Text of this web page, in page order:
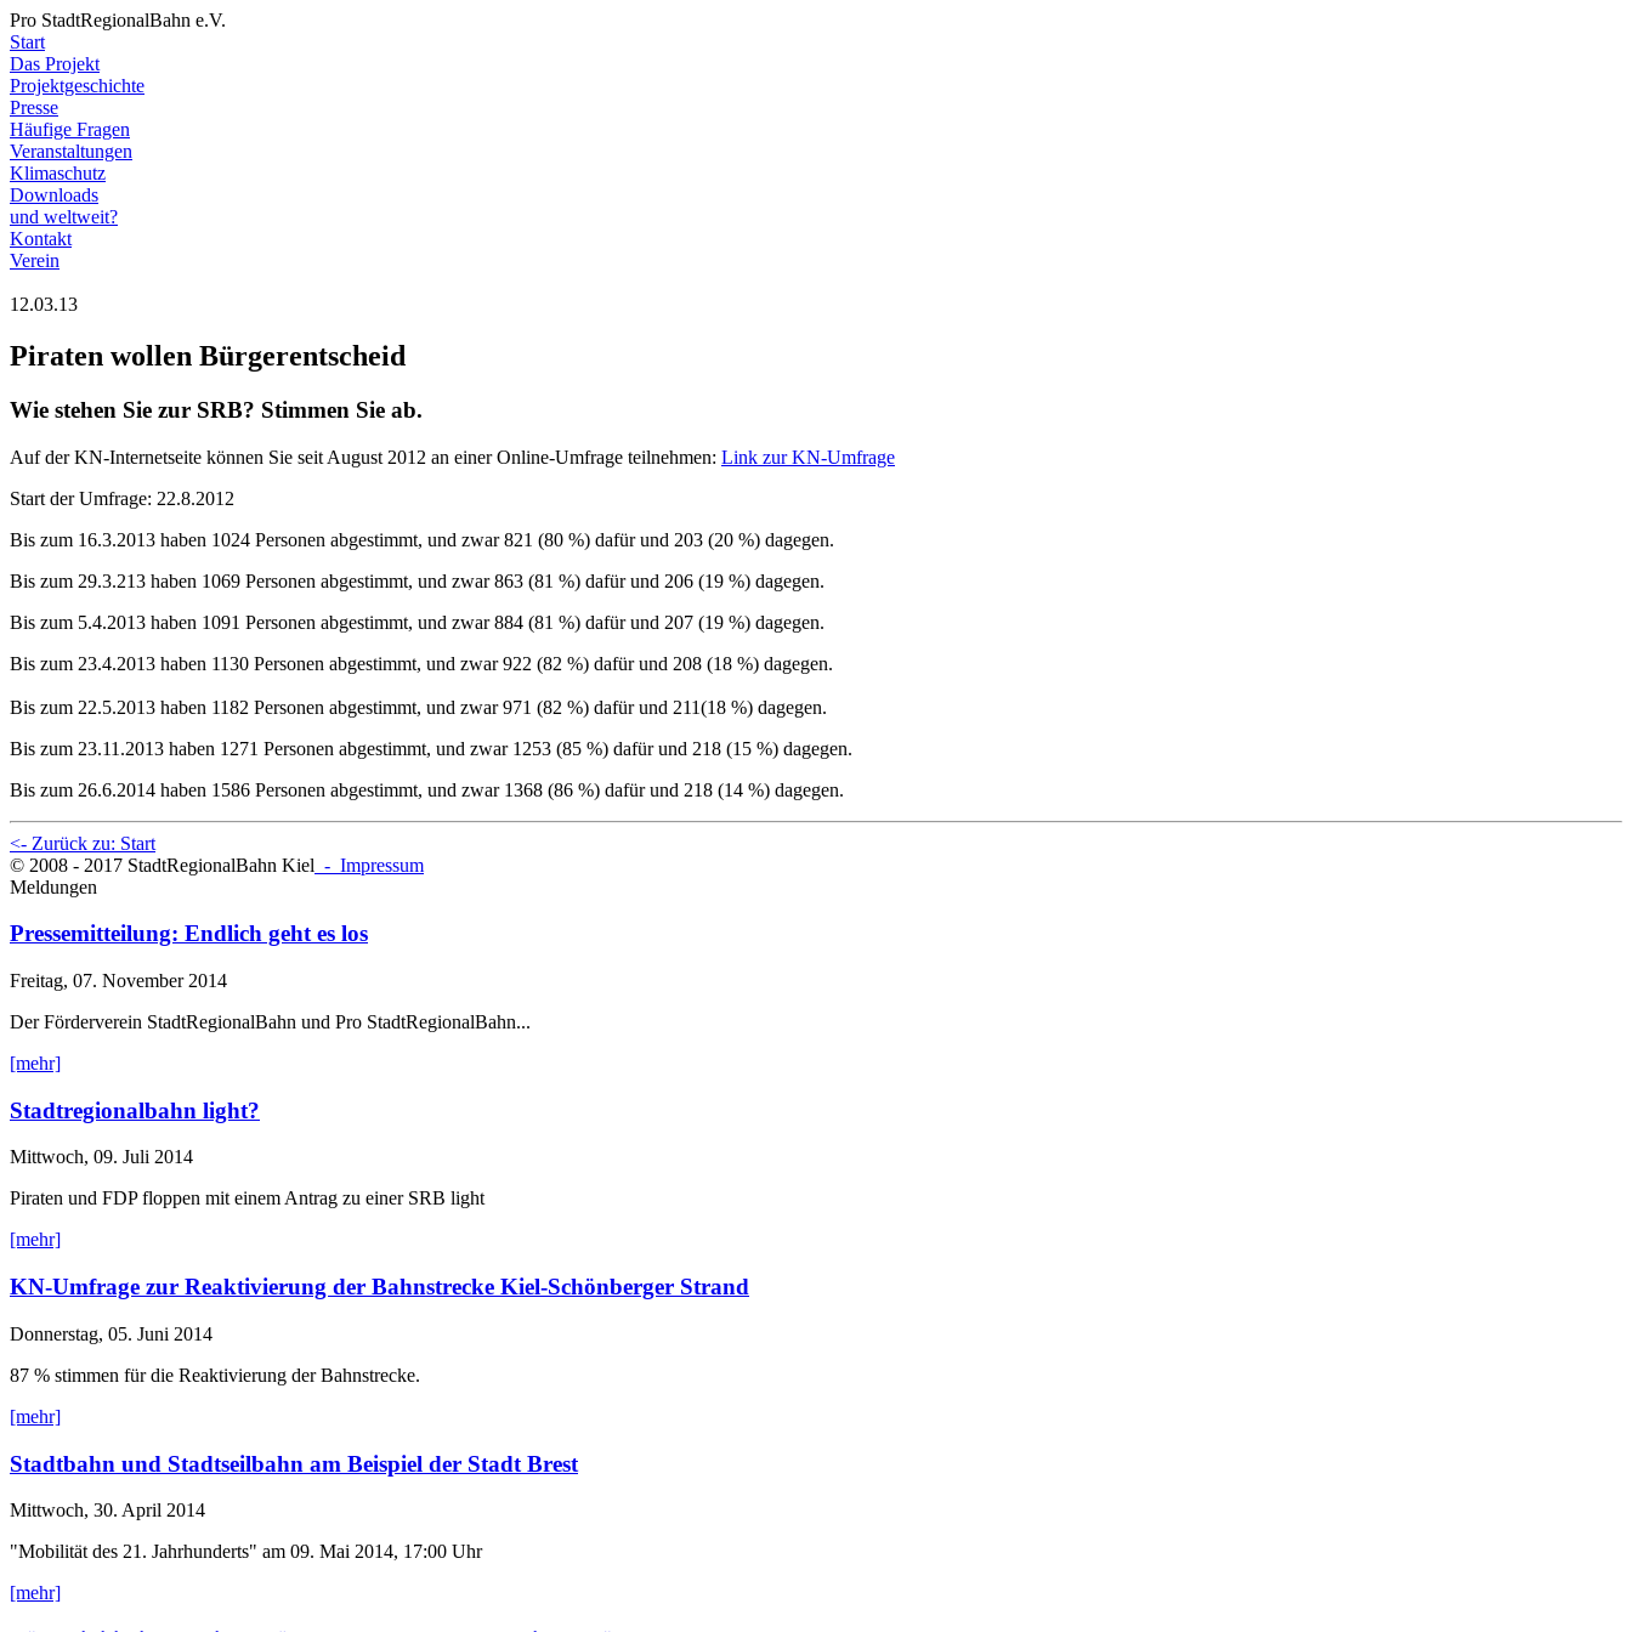
Pro StadtRegionalBahn e.V.
Start
Das Projekt
Projektgeschichte
Presse
Häufige Fragen
Veranstaltungen
Klimaschutz
Downloads
und weltweit?
Kontakt
Verein
12.03.13
Piraten wollen Bürgerentscheid
Wie stehen Sie zur SRB? Stimmen Sie ab.
Auf der KN-Internetseite können Sie seit August 2012 an einer Online-Umfrage teilnehmen: Link zur KN-Umfrage
Start der Umfrage: 22.8.2012
Bis zum 16.3.2013 haben 1024 Personen abgestimmt, und zwar 821 (80 %) dafür und 203 (20 %) dagegen.
Bis zum 29.3.213 haben 1069 Personen abgestimmt, und zwar 863 (81 %) dafür und 206 (19 %) dagegen.
Bis zum 5.4.2013 haben 1091 Personen abgestimmt, und zwar 884 (81 %) dafür und 207 (19 %) dagegen.
Bis zum 23.4.2013 haben 1130 Personen abgestimmt, und zwar 922 (82 %) dafür und 208 (18 %) dagegen.
Bis zum 22.5.2013 haben 1182 Personen abgestimmt, und zwar 971 (82 %) dafür und 211(18 %) dagegen.
Bis zum 23.11.2013 haben 1271 Personen abgestimmt, und zwar 1253 (85 %) dafür und 218 (15 %) dagegen.
Bis zum 26.6.2014 haben 1586 Personen abgestimmt, und zwar 1368 (86 %) dafür und 218 (14 %) dagegen.
<- Zurück zu: Start
© 2008 - 2017 StadtRegionalBahn Kiel - Impressum
Meldungen
Pressemitteilung: Endlich geht es los
Freitag, 07. November 2014
Der Förderverein StadtRegionalBahn und Pro StadtRegionalBahn...
[mehr]
Stadtregionalbahn light?
Mittwoch, 09. Juli 2014
Piraten und FDP floppen mit einem Antrag zu einer SRB light
[mehr]
KN-Umfrage zur Reaktivierung der Bahnstrecke Kiel-Schönberger Strand
Donnerstag, 05. Juni 2014
87 % stimmen für die Reaktivierung der Bahnstrecke.
[mehr]
Stadtbahn und Stadtseilbahn am Beispiel der Stadt Brest
Mittwoch, 30. April 2014
"Mobilität des 21. Jahrhunderts" am 09. Mai 2014, 17:00 Uhr
[mehr]